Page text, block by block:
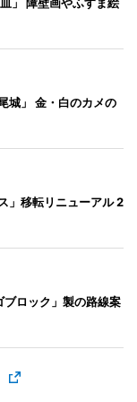
城」 金・白のカメの
」移転リニューアル 2
ロック」製の路線案